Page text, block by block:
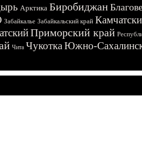
Арктика Биробиджан
Забайкалье Забайкальский край
Приморский край
Чита ЧукоткаЮжно-